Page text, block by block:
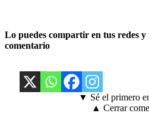
Lo puedes compartir en tus redes
comentario
▼ Sé el primero
▲ Cerrar